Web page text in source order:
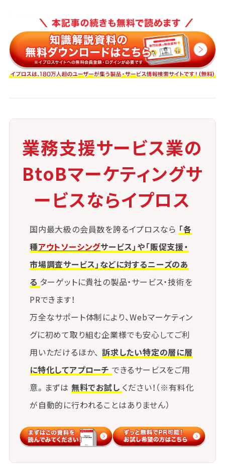
注意点
業務設計や要件定義が不十分だと成果が出にくい
委託先とのコミュニケーションやマネジメントの負
荷が発生する
過剰なコスト削減志向は品質低下を招く可能性が
ある
業務支援サービス業の
BtoBマーケティングサ
ービスならイプロス
国内最大級の会員数を誇るイプロスなら 「各
種アウトソーシングサービス」や「販促支援・
市場調査サービス」などに対するニーズのあ
る ターゲットに貴社の製品・サービス・技術を
PRできます！
万全なサポート体制により、Webマーケティン
グに初めて取り組む企業様でも安心してご利
用いただけるほか、 訴求したい特定の層に層
に特化してアプローチ できるサービスをご用
意。まずは 無料でお試し ください！（※有料化
が自動的に行われることはありません）